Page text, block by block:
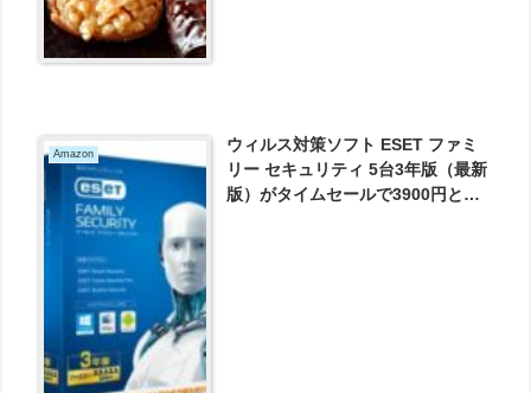
Amazon
ウィルス対策ソフト ESET ファミ
リー セキュリティ 5台3年版（最新
版）がタイムセールで3900円とお